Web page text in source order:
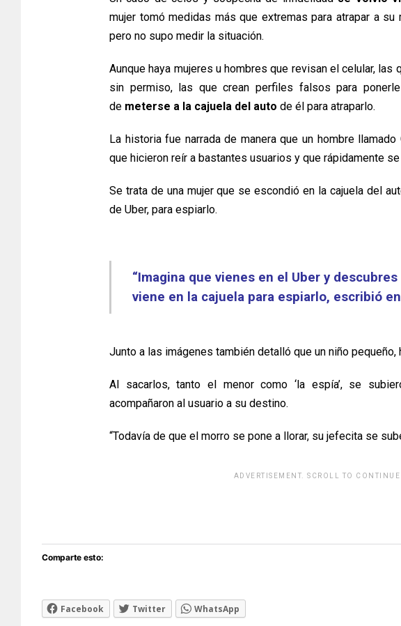
mujer tomó medidas más que extremas para atrapar a
pero no supo medir la situación.
Aunque haya mujeres u hombres que revisan el celular,
sin permiso, las que crean perfiles falsos para
de meterse a la cajuela del auto de él para atraparlo.
La historia fue narrada de manera que un hombre
que hicieron reír a bastantes usuarios y que rápidamente
Se trata de una mujer que se escondió en la cajuela del
de Uber, para espiarlo.
“Imagina que vienes en el Uber y
viene en la cajuela para espiarlo, escribió
Junto a las imágenes también detalló que un niño pequeño,
Al sacarlos, tanto el menor como ‘la espía’, se
acompañaron al usuario a su destino.
“Todavía de que el morro se pone a llorar, su jefecita se
ADVERTISEMENT. SCROLL TO CONTINUE
Comparte esto:
Facebook Twitter WhatsApp